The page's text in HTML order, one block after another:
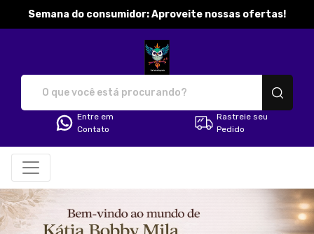
Semana do consumidor: Aproveite nossas ofertas!
Entre em
Contato
Rastreie seu
Pedido